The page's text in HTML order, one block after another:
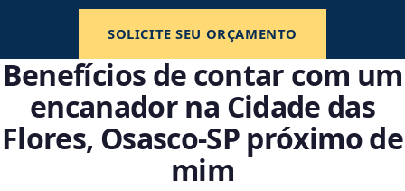
SOLICITE SEU ORÇAMENTO
Benefícios de contar com um
encanador na Cidade das
Flores, Osasco‑SP próximo de
mim